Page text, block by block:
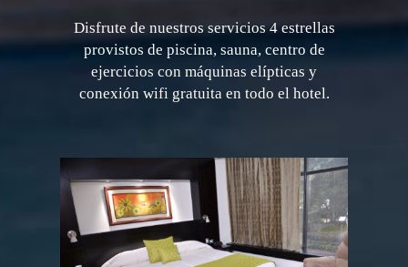
Disfrute de nuestros servicios 4 estrellas
provistos de piscina, sauna, centro de
ejercicios con máquinas elípticas y
conexión wifi gratuita en todo el hotel.